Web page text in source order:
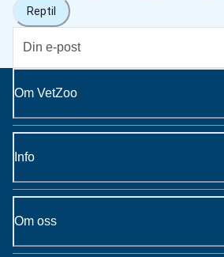
Reptil
Om VetZoo
Info
Om oss